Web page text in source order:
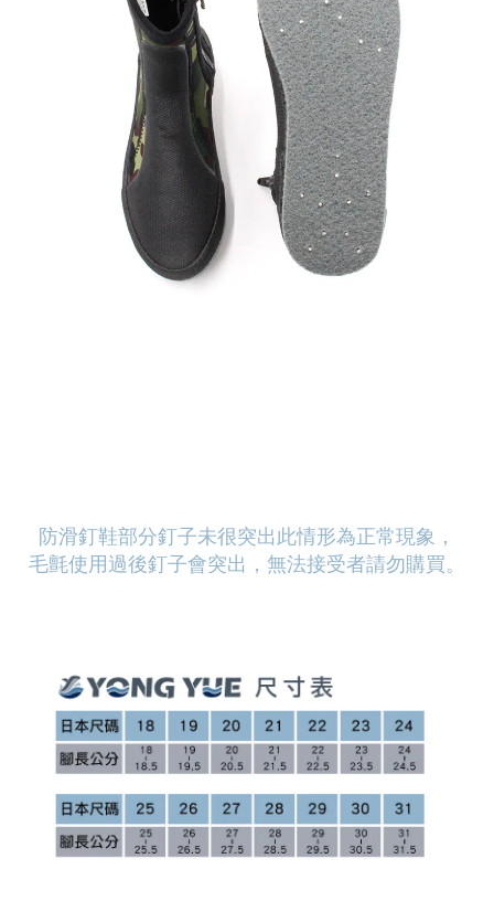
防滑釘鞋部分釘子未很突出此情形為正常現象，
毛氈使用過後釘子會突出，無法接受者請勿購買。